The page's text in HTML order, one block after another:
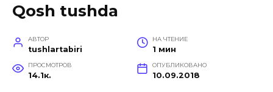
Qosh tushda
АВТОР
tushlartabiri
НА ЧТЕНИЕ
1 мин
ПРОСМОТРОВ
14.1к.
ОПУБЛИКОВАНО
10.09.2018